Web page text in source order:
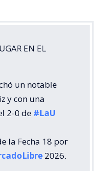
EN EL
un notable
y con una
2-0 de #LaU
la Fecha 18 por
2026.